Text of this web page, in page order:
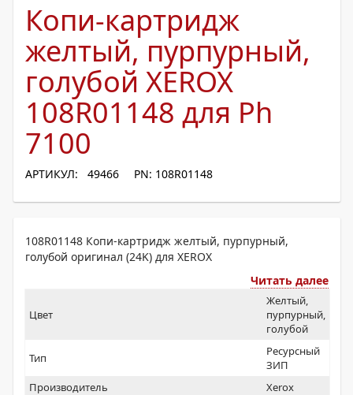
Копи-картридж
желтый, пурпурный,
голубой XEROX
108R01148 для Ph
7100
АРТИКУЛ: 49466 PN: 108R01148
108R01148 Копи-картридж желтый, пурпурный,
голубой оригинал (24K) для XEROX
Читать далее
Цвет
Желтый,
пурпурный,
голубой
Тип
Ресурсный
ЗИП
Производитель
Xerox